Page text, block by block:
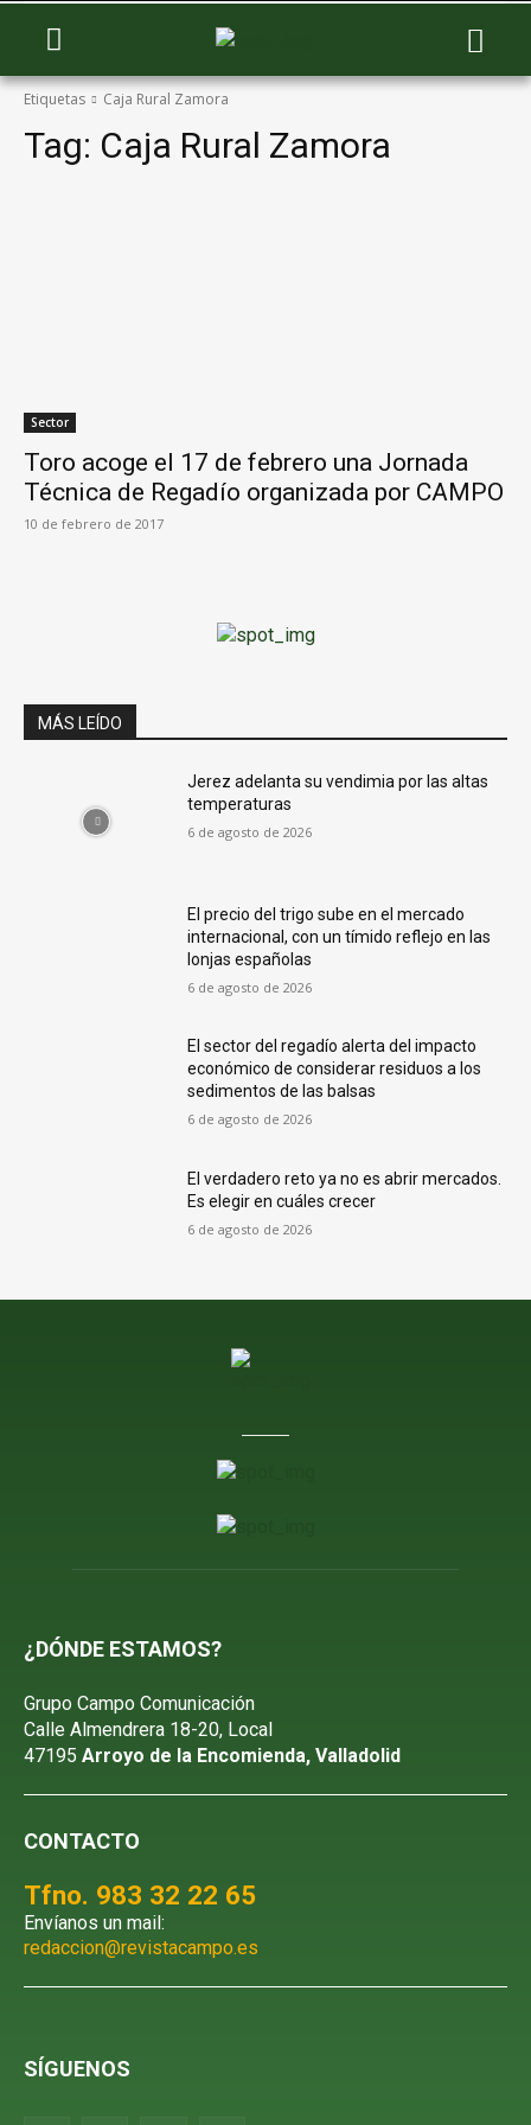
Etiquetas Caja Rural Zamora
Tag: Caja Rural Zamora
Sector
Toro acoge el 17 de febrero una Jornada
Técnica de Regadío organizada por CAMPO
10 de febrero de 2017
MÁS LEÍDO
Jerez adelanta su vendimia por las altas
temperaturas
6 de agosto de 2026
El precio del trigo sube en el mercado
internacional, con un tímido reflejo en las
lonjas españolas
6 de agosto de 2026
El sector del regadío alerta del impacto
económico de considerar residuos a los
sedimentos de las balsas
6 de agosto de 2026
El verdadero reto ya no es abrir mercados.
Es elegir en cuáles crecer
6 de agosto de 2026
¿DÓNDE ESTAMOS?
Grupo Campo Comunicación
Calle Almendrera 18-20, Local
47195 Arroyo de la Encomienda, Valladolid
CONTACTO
Tfno. 983 32 22 65
Envíanos un mail:
redaccion@revistacampo.es
SÍGUENOS